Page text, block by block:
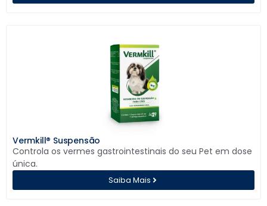
Saiba Mais
Vermkill® Suspensão
Controla os vermes gastrointestinais do seu Pet em dose
única.